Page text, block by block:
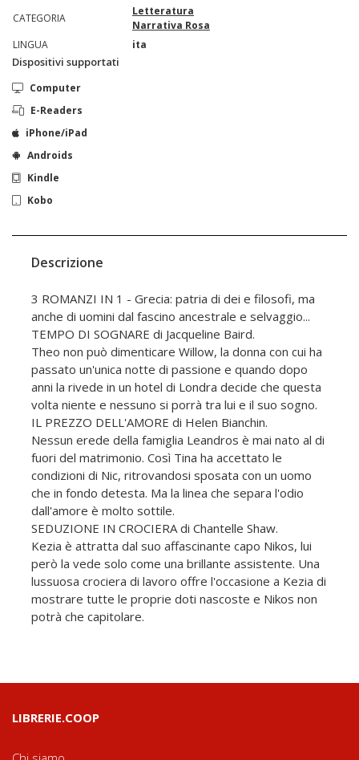
CATEGORIA
Letteratura
Narrativa Rosa
LINGUA
ita
Dispositivi supportati
Computer
E-Readers
iPhone/iPad
Androids
Kindle
Kobo
Descrizione
3 ROMANZI IN 1 - Grecia: patria di dei e filosofi, ma
anche di uomini dal fascino ancestrale e selvaggio...
TEMPO DI SOGNARE di Jacqueline Baird.
Theo non può dimenticare Willow, la donna con cui ha
passato un'unica notte di passione e quando dopo
anni la rivede in un hotel di Londra decide che questa
volta niente e nessuno si porrà tra lui e il suo sogno.
IL PREZZO DELL'AMORE di Helen Bianchin.
Nessun erede della famiglia Leandros è mai nato al di
fuori del matrimonio. Così Tina ha accettato le
condizioni di Nic, ritrovandosi sposata con un uomo
che in fondo detesta. Ma la linea che separa l'odio
dall'amore è molto sottile.
SEDUZIONE IN CROCIERA di Chantelle Shaw.
Kezia è attratta dal suo affascinante capo Nikos, lui
però la vede solo come una brillante assistente. Una
lussuosa crociera di lavoro offre l'occasione a Kezia di
mostrare tutte le proprie doti nascoste e Nikos non
potrà che capitolare.
LIBRERIE.COOP